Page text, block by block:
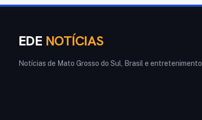
EDE NOTÍCIAS
Notícias de Mato Grosso do Sul, Brasil e entretenimento